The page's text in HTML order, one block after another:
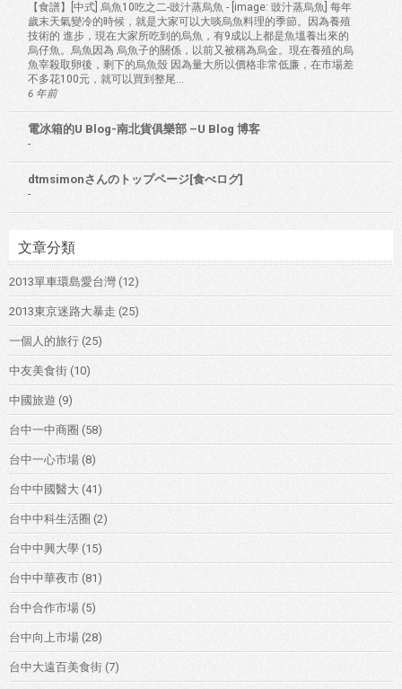
【食譜】[中式] 烏魚10吃之二-豉汁蒸烏魚 - [image: 豉汁蒸烏魚] 每年
歲末天氣變冷的時候，就是大家可以大啖烏魚料理的季節。因為養殖
技術的 進步，現在大家所吃到的烏魚，有9成以上都是魚塭養出來的
烏仔魚。烏魚因為 烏魚子的關係，以前又被稱為烏金。現在養殖的烏
魚宰殺取卵後，剩下的烏魚殼 因為量大所以價格非常低廉，在市場差
不多花100元，就可以買到整尾...
6 年前
電冰箱的U Blog-南北貨俱樂部 –U Blog 博客
-
dtmsimonさんのトップページ[食べログ]
-
文章分類
2013單車環島愛台灣 (12)
2013東京迷路大暴走 (25)
一個人的旅行 (25)
中友美食街 (10)
中國旅遊 (9)
台中一中商圈 (58)
台中一心市場 (8)
台中中國醫大 (41)
台中中科生活圈 (2)
台中中興大學 (15)
台中中華夜市 (81)
台中合作市場 (5)
台中向上市場 (28)
台中大遠百美食街 (7)